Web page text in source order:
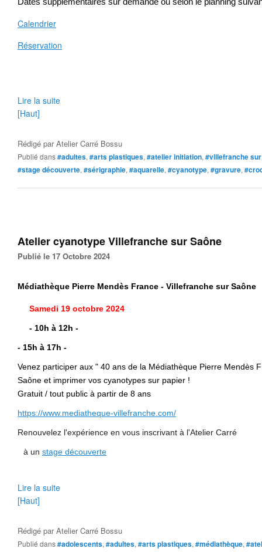
Calendrier
Réservation
Lire la suite
[Haut]
Rédigé parAtelier Carré Bossu
Publié dans#adultes, #arts plastiques, #atelier initiation, #villefranche
#stage découverte, #sérigraphie, #aquarelle, #cyanotype, #gravure,
Atelier cyanotype Villefranche sur Saône
Publié le 17 Octobre 2024
Médiathèque Pierre Mendès France - Villefranche sur Saône
Samedi 19 octobre 2024
- 10h à 12h -
- 15h à 17h -
Venez participer aux " 40 ans de la Médiathèque Pierre Mendès
Saône et imprimer vos cyanotypes sur papier !
Gratuit / tout public à partir de 8 ans
https://www.mediatheque-villefranche.com/
Renouvelez l'expérience en vous inscrivant à l'Atelier Carré
à un stage découverte
Lire la suite
[Haut]
Rédigé parAtelier Carré Bossu
Publié dans#adolescents, #adultes, #arts plastiques, #médiathèque,